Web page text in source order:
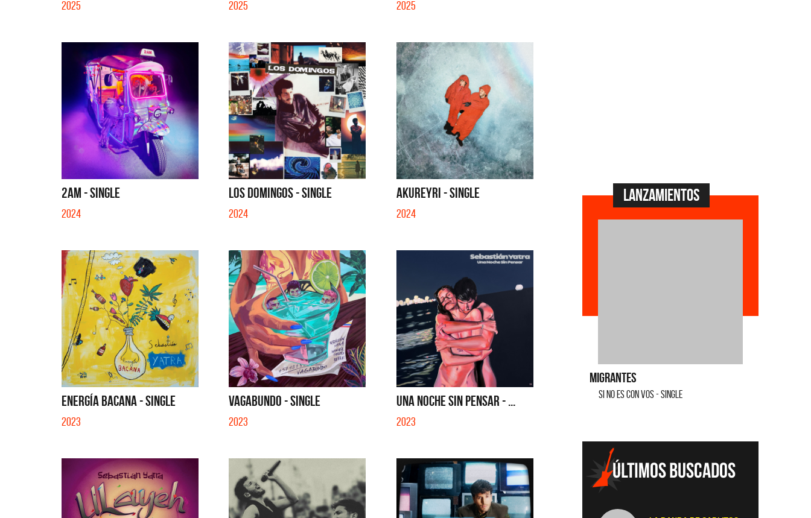
2025 2025 2025
2AM - SINGLE
2024
LOS DOMINGOS - SINGLE
2024
AKUREYRI - SINGLE
2024
ENERGÍA BACANA - SINGLE
2023
VAGABUNDO - SINGLE
2023
UNA NOCHE SIN PENSAR - ...
2023
Lanzamientos
La Muela y Sus Amigos
QUE NO SE MUELA LA MUELA - SINGLE
La Joaqui
TE VI - SINGLE SI NO ES CON VOS - SINGLE
Emmanuel